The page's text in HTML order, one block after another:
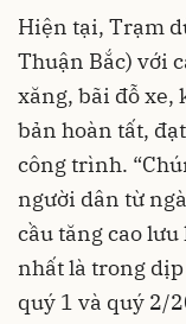
Hiện tại, Trạm
Thuận Bắc) với
xăng, bãi đỗ xe,
bản hoàn tất,
công trình.
người dân từ
cầu tăng cao
nhất là trong
quý 1 và quý 2/